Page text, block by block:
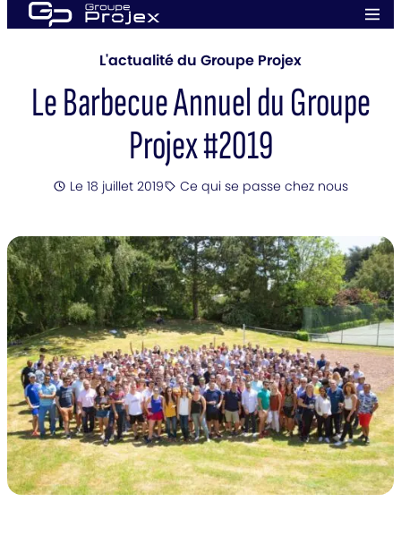
Aller
au
L'actualité du Groupe Projex
Le Barbecue Annuel du Groupe
Projex #2019
Posté
Le 18 juillet 2019Catégorie
Ce qui se passe chez nous